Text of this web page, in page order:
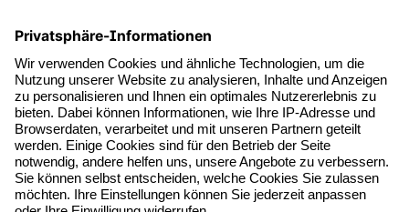
*Pflichtfelder
where tech professionals grow